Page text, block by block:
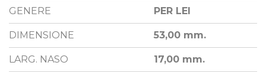
GENERE PER LEI
DIMENSIONE 53,00 mm.
LARG. NASO 17,00 mm.